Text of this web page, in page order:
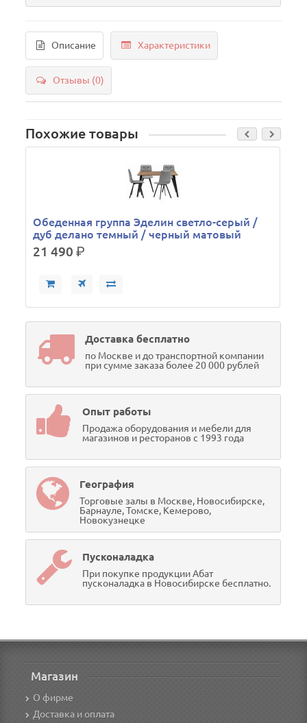
Описание Характеристики
Отзывы (0)
Похожие товары
Обеденная группа Эделин светло-серый /
дуб делано темный / черный матовый
21 490р.
Доставка бесплатно
по Москве и до транспортной компании
при сумме заказа более 20 000 рублей
Опыт работы
Продажа оборудования и мебели для
магазинов и ресторанов с 1993 года
География
Торговые залы в Москве, Новосибирске,
Барнауле, Томске, Кемерово,
Новокузнецке
Пусконаладка
При покупке продукции Абат
пусконаладка в Новосибирске бесплатно.
Магазин
О фирме
Доставка и оплата